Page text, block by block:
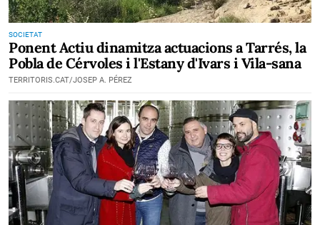
SOCIETAT
Ponent Actiu dinamitza actuacions a Tarrés, la
Pobla de Cérvoles i l'Estany d'Ivars i Vila-sana
TERRITORIS.CAT/JOSEP A. PÉREZ